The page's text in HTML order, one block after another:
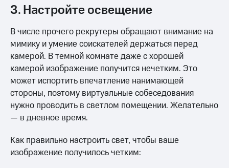
3. Настройте освещение
В числе прочего рекрутеры обращают внимание на
мимику и умение соискателей держаться перед
камерой. В темной комнате даже с хорошей
камерой изображение получится нечетким. Это
может испортить впечатление нанимающей
стороны, поэтому виртуальные собеседования
нужно проводить в светлом помещении. Желательно
— в дневное время.
Как правильно настроить свет, чтобы ваше
изображение получилось четким: